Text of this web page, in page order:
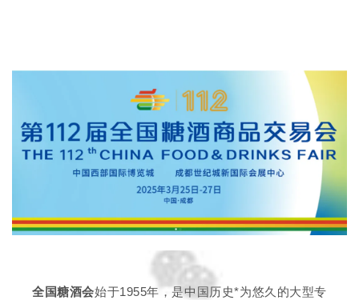
全国糖酒会始于1955年，是中国历史*为悠久的大型专